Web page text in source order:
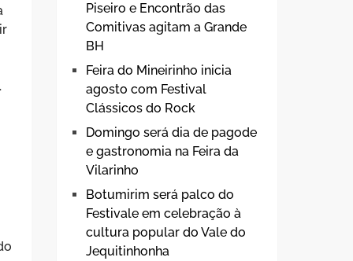
Piseiro e Encontrão das
Comitivas agitam a Grande
BH
Feira do Mineirinho inicia
agosto com Festival
Clássicos do Rock
Domingo será dia de pagode
e gastronomia na Feira da
Vilarinho
Botumirim será palco do
Festivale em celebração à
cultura popular do Vale do
Jequitinhonha